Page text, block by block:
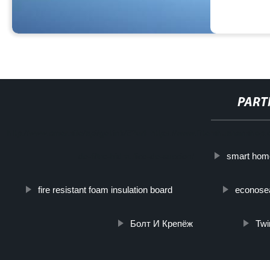
smart
fire resistant foam insulation board
Болт И Крепёж